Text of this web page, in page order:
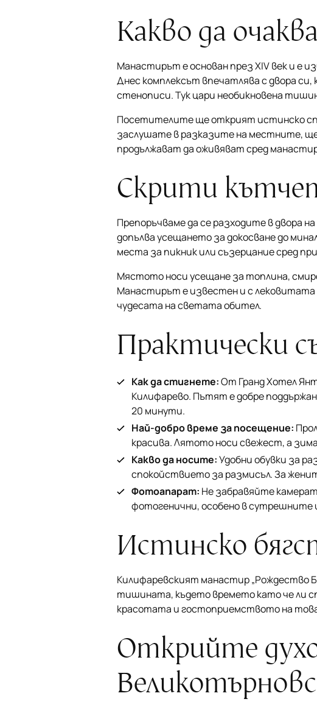
Какво да
Манастирът е основан през XIV век и е
Днес комплексът впечатлява с двора
стенописи. Тук цари необикновена
Посетителите ще открият истинско
заслушате в разказите на местните,
продължават да оживяват сред
Скрити
Препоръчваме да се разходите в двора
допълва усещането за докосване до
места за пикник или съзерцание сред
Мястото носи усещане за топлина,
Манастирът е известен и с
чудесата на светата обител.
Практически
Как да стигнете:От Гранд Хотел
Килифарево. Пътят е добре
20 минути.
Най-добро време за посещение:
красива. Лятото носи свежест, а
Какво да носите:Удобни обувки за
спокойствието за размисъл. За
Фотоапарат: Не забравяйте
фотогенични, особено в сутрешните
Истинско
Килифаревският манастир „Рождество
тишината, където времето като че ли
красотата и гостоприемството на
Открийте